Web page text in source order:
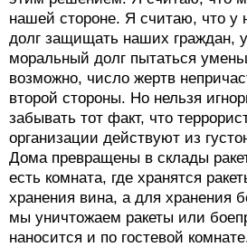
нашей стороне. Я считаю, что у
долг защищать наших граждан,
моральный долг пытаться
возможно, число жертв
второй стороны. Но нельзя
забывать тот факт, что
организации действуют из
Дома превращены в склады
есть комната, где хранятся
хранения вина, а для хранения
мы уничтожаем ракеты или
наносится и по гостевой